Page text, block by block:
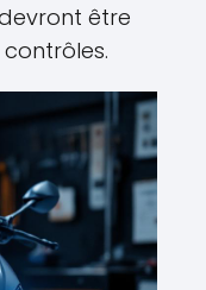
être